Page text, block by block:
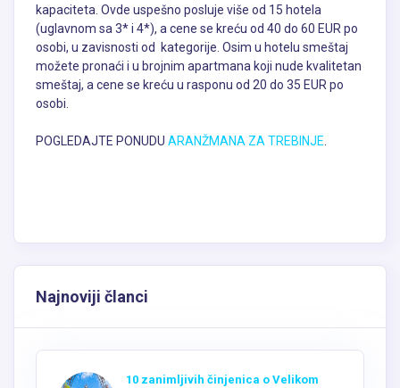
kapaciteta. Ovde uspešno posluje više od 15 hotela
(uglavnom sa 3* i 4*), a cene se kreću od 40 do 60 EUR po
osobi, u zavisnosti od kategorije. Osim u hotelu smeštaj
možete pronaći i u brojnim apartmana koji nude kvalitetan
smeštaj, a cene se kreću u rasponu od 20 do 35 EUR po
osobi.
POGLEDAJTE PONUDU ARANŽMANA ZA TREBINJE.
Najnoviji članci
10 zanimljivih činjenica o Velikom